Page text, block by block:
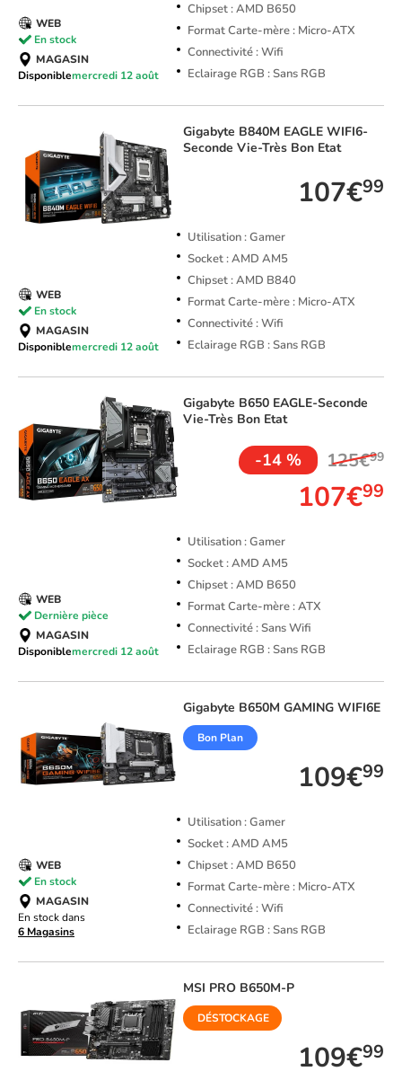
Chipset : AMD B650
Format Carte-mère : Micro-ATX
Connectivité : Wifi
Eclairage RGB : Sans RGB
WEB
En stock
MAGASIN
Disponiblemercredi 12 août
Gigabyte B840M EAGLE WIFI6-
Seconde Vie-Très Bon Etat
107€99
Utilisation : Gamer
Socket : AMD AM5
Chipset : AMD B840
Format Carte-mère : Micro-ATX
Connectivité : Wifi
Eclairage RGB : Sans RGB
WEB
En stock
MAGASIN
Disponiblemercredi 12 août
Gigabyte B650 EAGLE-Seconde
Vie-Très Bon Etat
-14 % 125€99
107€99
Utilisation : Gamer
Socket : AMD AM5
Chipset : AMD B650
Format Carte-mère : ATX
Connectivité : Sans Wifi
Eclairage RGB : Sans RGB
WEB
Dernière pièce
MAGASIN
Disponiblemercredi 12 août
Gigabyte B650M GAMING WIFI6E
Bon Plan
109€99
Utilisation : Gamer
Socket : AMD AM5
Chipset : AMD B650
Format Carte-mère : Micro-ATX
Connectivité : Wifi
Eclairage RGB : Sans RGB
WEB
En stock
MAGASIN
En stock dans
6 Magasins
MSI PRO B650M-P
DÉSTOCKAGE
109€99